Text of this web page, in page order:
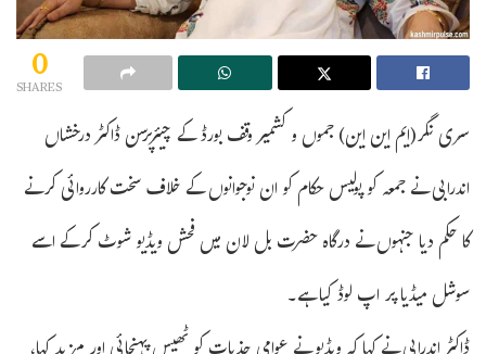
0
SHARES
سری نگر(ایم این این) جموں و کشمیر وقف بورڈ کے چیئرپرسن ڈاکٹر درخشاں
اندرابی نے جمعہ کو پولیس حکام کو ان نوجوانوں کے خلاف سخت کارروائی کرنے
کا حکم دیا جنہوں نے درگاہ حضرت بل لان میں فحش ویڈیو شوٹ کرکے اسے
سوشل میڈیا پر اپ لوڈ کیا ہے۔